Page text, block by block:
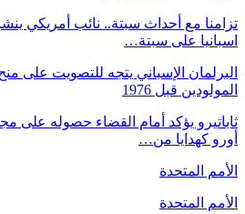
تزامنا مع أحداث سبتة.. نائب أمريكي
اسبانيا على سبتة…
البرلمان الإسباني يتجه للتصويت على
المولودين قبل 1976
أورو كهدايا من…
الأمم المتحدة
الأمم المتحدة